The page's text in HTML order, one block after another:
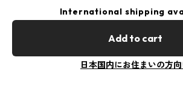
International shipping
Add to cart
日本国内にお住まいの方